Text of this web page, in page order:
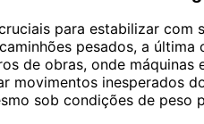
para estabilizar com
pesados, a
de obras, onde
movimentos inesperados
sob condições de peso